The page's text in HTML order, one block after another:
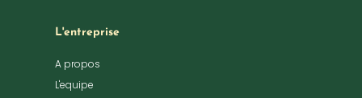
L'entreprise
A propos
L'equipe